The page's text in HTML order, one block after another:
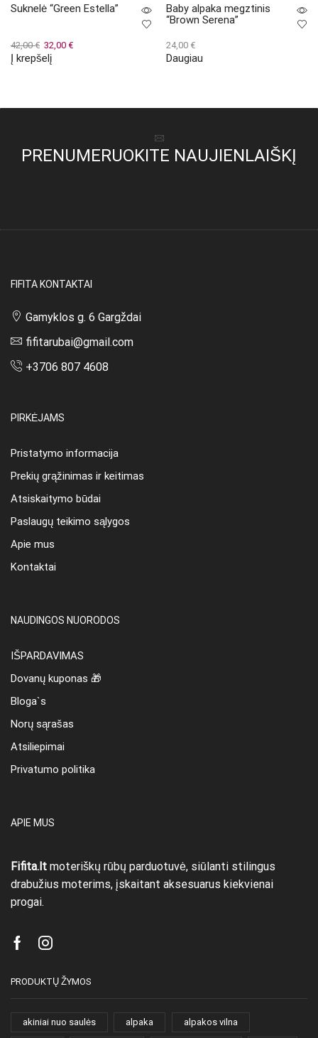
Suknelė “Green Estella”
42,00€ Original
price
32,00 €Current
Į krepšelį
Baby alpaka megztinis
“Brown Serena”
24,00 €
Daugiau
PRENUMERUOKITE NAUJIENLAIŠKĮ
FIFITA KONTAKTAI
Gamyklos g. 6 Gargždai
fifitarubai@gmail.com
+3706 807 4608
PIRKĖJAMS
Pristatymo informacija
Prekių grąžinimas ir keitimas
Atsiskaitymo būdai
Paslaugų teikimo sąlygos
Apie mus
Kontaktai
NAUDINGOS NUORODOS
IŠPARDAVIMAS
Dovanų kuponas 🎁
Bloga`s
Norų sąrašas
Atsiliepimai
Privatumo politika
APIE MUS
Fifita.lt moteriškų rūbų parduotuvė, siūlanti stilingus
drabužius moterims, įskaitant aksesuarus kiekvienai
progai.
FacebookInstagram
PRODUKTŲ ŽYMOS
akiniai nuo saulės alpaka alpakos vilna